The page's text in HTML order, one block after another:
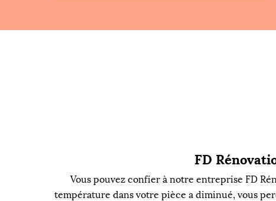
FD
Vous pouvez confier à notre entreprise FD
température dans votre pièce a diminué, vous